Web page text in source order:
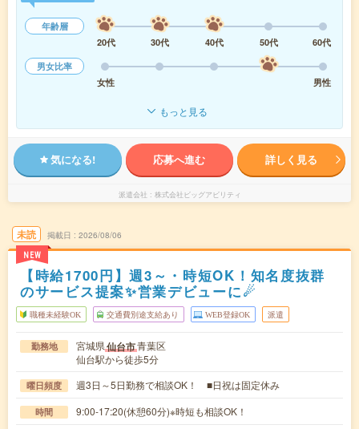
年齢層
20代
30代 40代 50代
60代
男女比率
女性
男性
もっと見る
気になる! 応募へ進む 詳しく見る
派遣会社 株式会社ビッグアビリティ
未読
NEW
掲載日 2026/08/06
【時給1700円】週3～・時短OK！知名度抜群
のサービス提案✨営業デビューに☄
職種未経験OK 交通費別途支給あり WEB登録OK 派遣
勤務地 宮城県仙台市青葉区
仙台駅から徒歩5分
曜日頻度 週3日～5日勤務で相談OK！ ■日祝は固定休み
時間 9:00-17:20(休憩60分)※時短も相談OK！